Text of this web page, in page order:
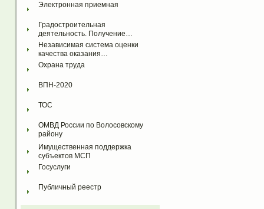
Электронная приемная
Градостроительная
деятельность. Получение…
Независимая система оценки
качества оказания…
Охрана труда
ВПН-2020
ТОС
ОМВД России по Волосовскому
району
Имущественная поддержка
субъектов МСП
Госуслуги
Публичный реестр